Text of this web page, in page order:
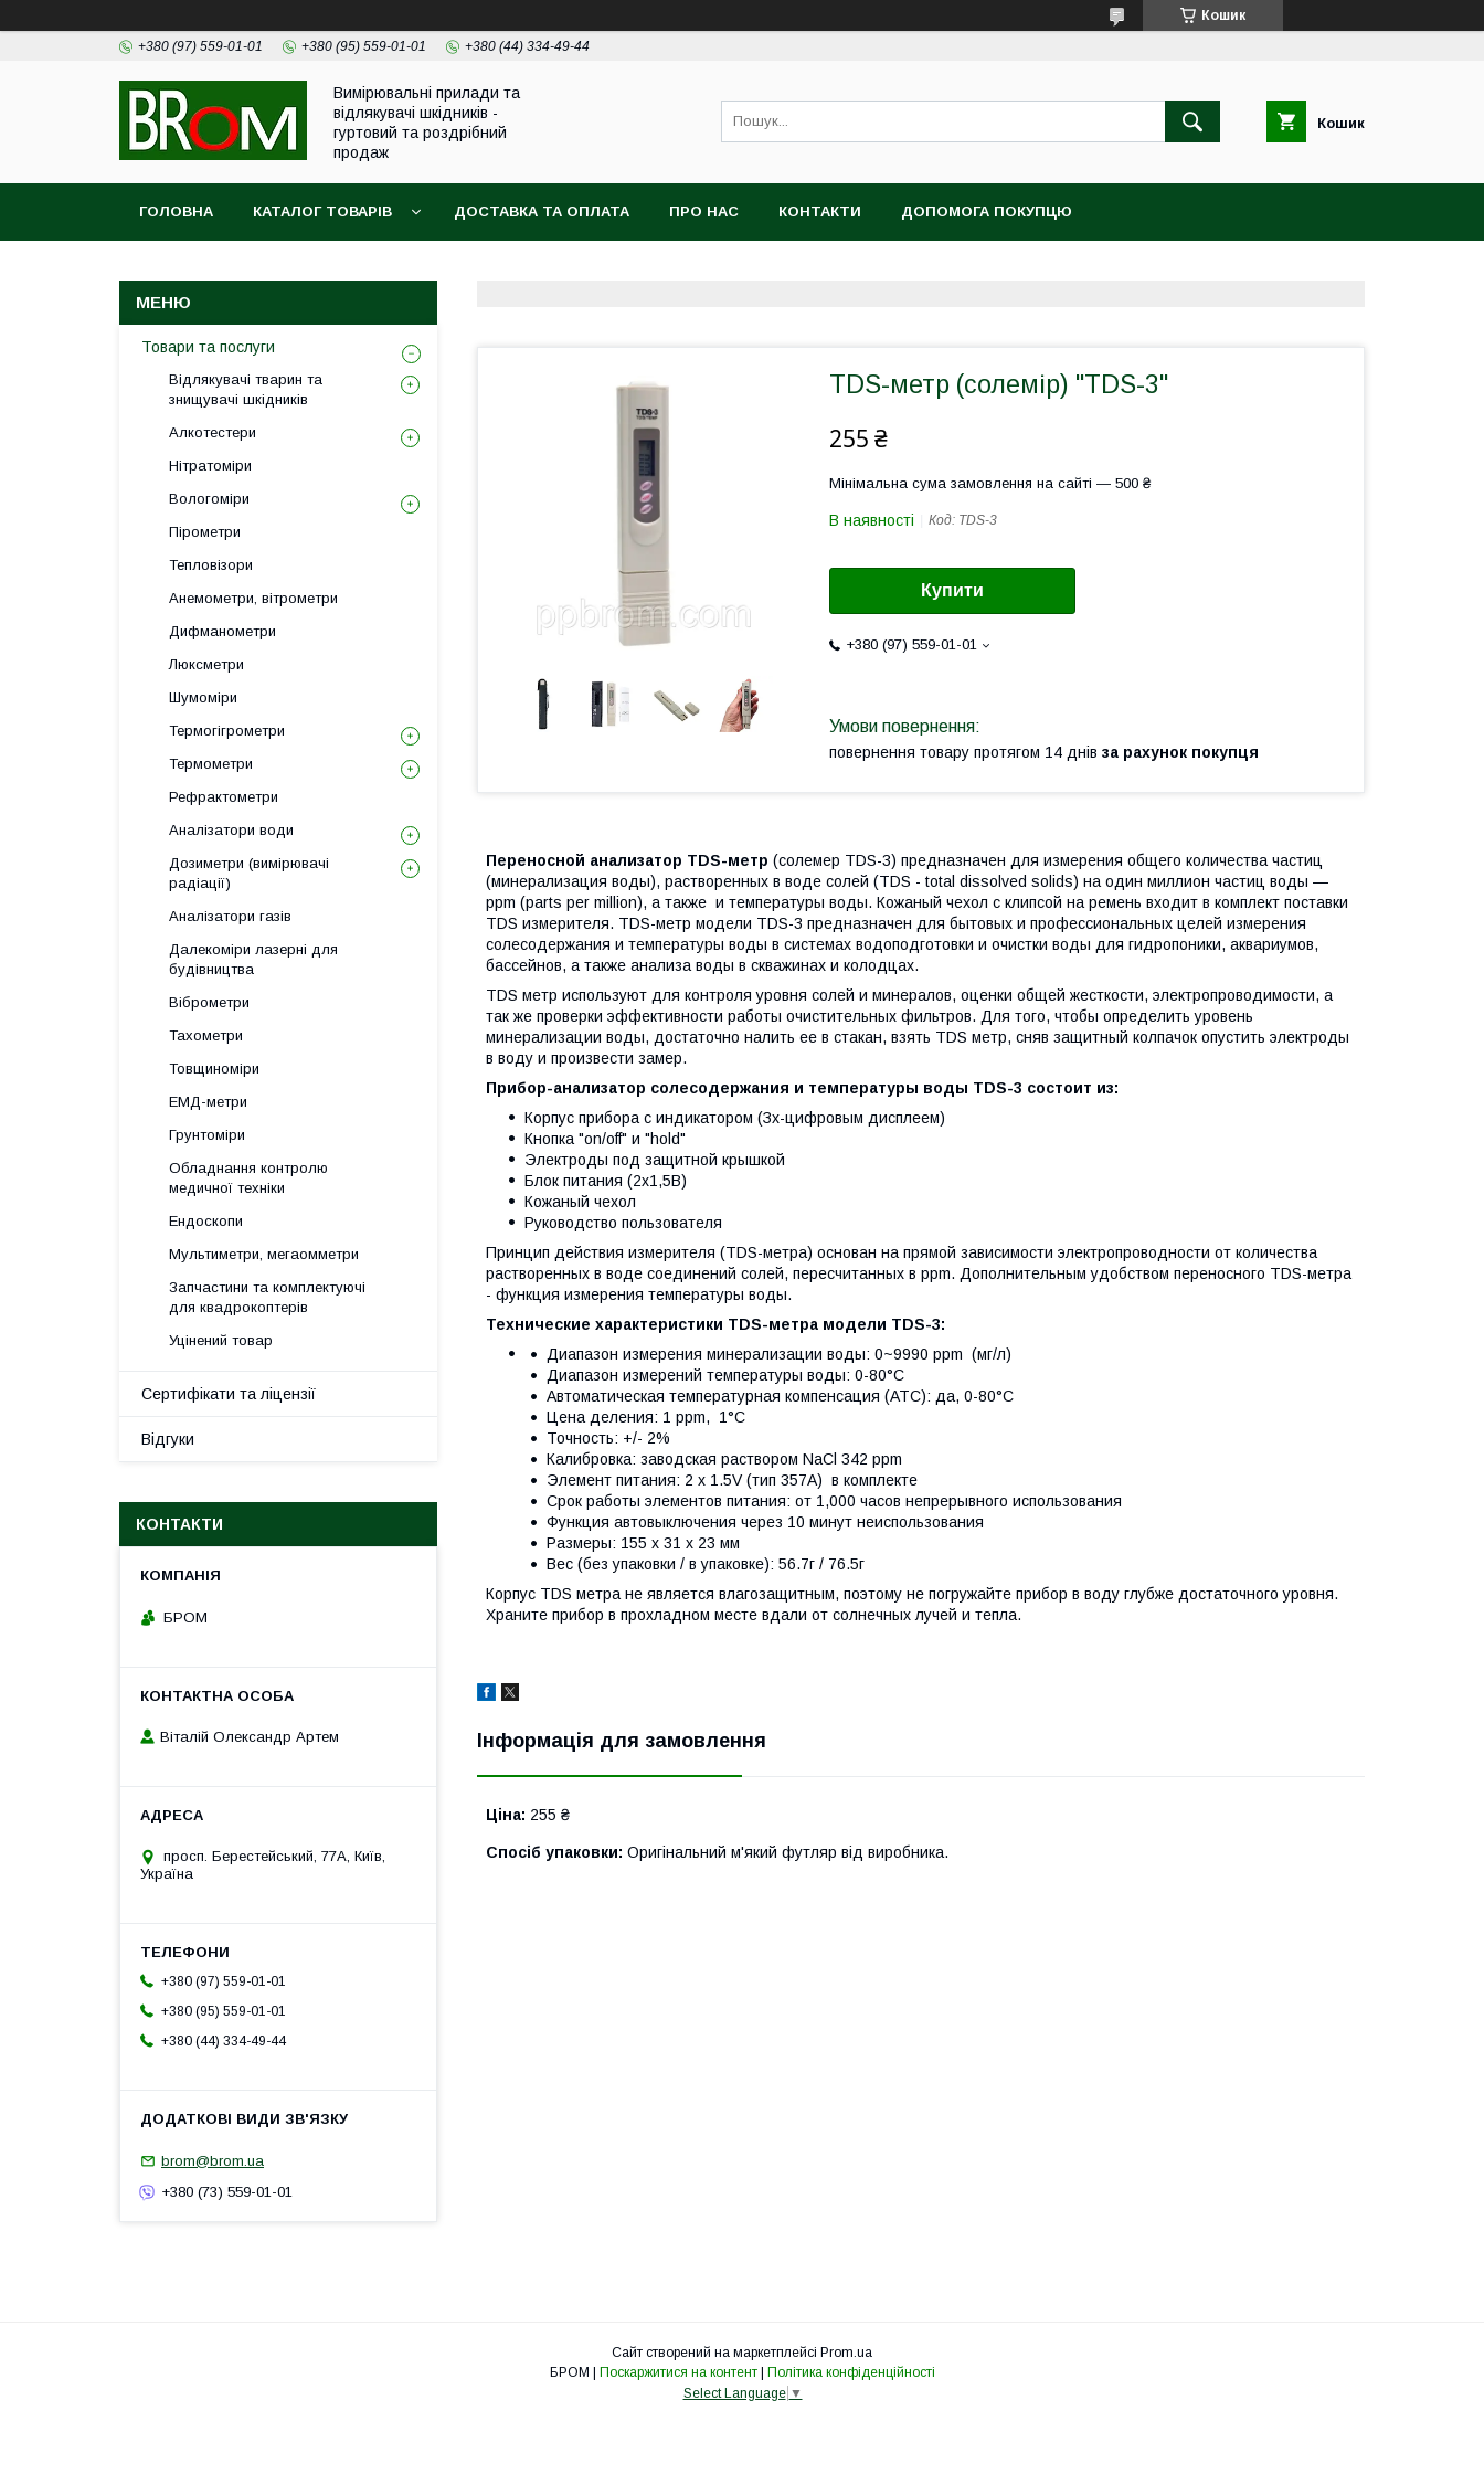
Кошик
+380 (97) 559-01-01 +380 (95) 559-01-01 +380 (44) 334-49-44
Вимірювальні прилади та
відлякувачі шкідників -
гуртовий та роздрібний
продаж
Кошик
ГОЛОВНА КАТАЛОГ ТОВАРІВ ДОСТАВКА ТА ОПЛАТА ПРО НАС КОНТАКТИ ДОПОМОГА ПОКУПЦЮ
TDS-метр (солемір) "TDS-3"
255 ₴
Мінімальна сума замовлення на сайті — 500 ₴
В наявності Код: TDS-3
Купити
+380 (97) 559-01-01
повернення товару протягом 14 днів за рахунок покупця
Переносной анализатор TDS-метр (солемер TDS-3) предназначен для измерения общего количества частиц
(минерализация воды), растворенных в воде солей (TDS - total dissolved solids) на один миллион частиц воды —
ppm (parts per million), а также и температуры воды. Кожаный чехол с клипсой на ремень входит в комплект поставки
TDS измерителя. TDS-метр модели TDS-3 предназначен для бытовых и профессиональных целей измерения
солесодержания и температуры воды в системах водоподготовки и очистки воды для гидропоники, аквариумов,
бассейнов, а также анализа воды в скважинах и колодцах.
ТDS метр используют для контроля уровня солей и минералов, оценки общей жесткости, электропроводимости, а
так же проверки эффективности работы очистительных фильтров. Для того, чтобы определить уровень
минерализации воды, достаточно налить ее в стакан, взять TDS метр, сняв защитный колпачок опустить электроды
в воду и произвести замер.
Прибор-анализатор солесодержания и температуры воды TDS-3 состоит из:
Корпус прибора с индикатором (Зх-цифровым дисплеем)
Кнопка "on/off" и "hold"
Электроды под защитной крышкой
Блок питания (2х1,5В)
Кожаный чехол
Руководство пользователя
Принцип действия измерителя (TDS-метра) основан на прямой зависимости электропроводности от количества
растворенных в воде соединений солей, пересчитанных в ppm. Дополнительным удобством переносного TDS-метра
- функция измерения температуры воды.
Технические характеристики TDS-метра модели TDS-3:
Диапазон измерения минерализации воды: 0~9990 ppm (мг/л)
Диапазон измерений температуры воды: 0-80°C
Автоматическая температурная компенсация (ATC): да, 0-80°C
Цена деления: 1 ppm, 1°C
Точность: +/- 2%
Калибровка: заводская раствором NaCl 342 ppm
Элемент питания: 2 x 1.5V (тип 357A) в комплекте
Срок работы элементов питания: от 1,000 часов непрерывного использования
Функция автовыключения через 10 минут неиспользования
Размеры: 155 x 31 x 23 мм
Вес (без упаковки / в упаковке): 56.7г / 76.5г
Корпус TDS метра не является влагозащитным, поэтому не погружайте прибор в воду глубже достаточного уровня.
Храните прибор в прохладном месте вдали от солнечных лучей и тепла.
Інформація для замовлення
Ціна: 255 ₴
Спосіб упаковки: Оригінальний м'який футляр від виробника.
Товари та послуги
Відлякувачі тварин та
знищувачі шкідників
Алкотестери
Нітратоміри
Вологоміри
Пірометри
Тепловізори
Анемометри, вітрометри
Дифманометри
Люксметри
Шумоміри
Термогігрометри
Термометри
Рефрактометри
Аналізатори води
Дозиметри (вимірювачі
радіації)
Аналізатори газів
Далекоміри лазерні для
будівництва
Віброметри
Тахометри
Товщиноміри
ЕМД-метри
Грунтоміри
Обладнання контролю
медичної техніки
Ендоскопи
Мультиметри, мегаомметри
Запчастини та комплектуючі
для квадрокоптерів
Уцінений товар
Сертифікати та ліцензії
Відгуки
КОНТАКТИ
БРОМ
Віталій Олександр Артем
просп. Берестейський, 77А, Київ,
Україна
+380 (97) 559-01-01
+380 (95) 559-01-01
+380 (44) 334-49-44
brom@brom.ua
+380 (73) 559-01-01
Сайт створений на маркетплейсі Prom.ua
Поскаржитися на контент
Політика конфіденційності
Select Language ▼